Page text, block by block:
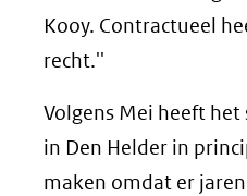
Kooy. Contractueel
recht.''
Volgens Mei heeft
in Den Helder in
maken omdat er